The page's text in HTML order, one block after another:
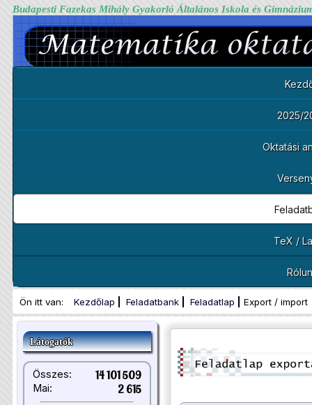
Budapesti Fazekas Mihály Gyakorló Általános Iskola és
2025/
Oktatási
TeX /
Ön itt van: Kezdőlap Feladatbank Feladatlap Export / import
Látogatók
Összes: 14 101 509
Mai: 2 615